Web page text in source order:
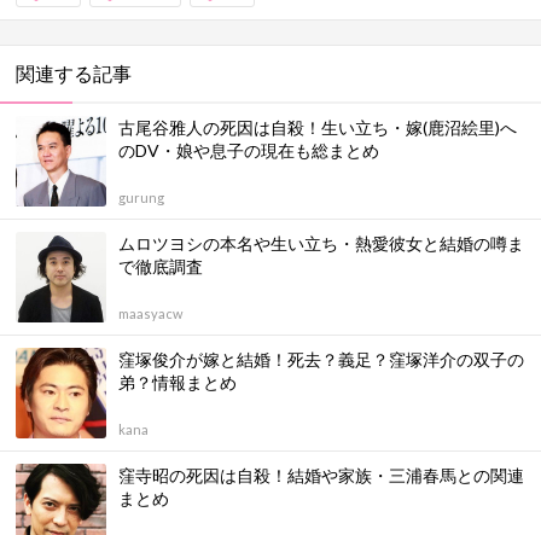
関連する記事
古尾谷雅人の死因は自殺！生い立ち・嫁(鹿沼絵里)へ
のDV・娘や息子の現在も総まとめ
gurung
ムロツヨシの本名や生い立ち・熱愛彼女と結婚の噂ま
で徹底調査
maasyacw
窪塚俊介が嫁と結婚！死去？義足？窪塚洋介の双子の
弟？情報まとめ
kana
窪寺昭の死因は自殺！結婚や家族・三浦春馬との関連
まとめ